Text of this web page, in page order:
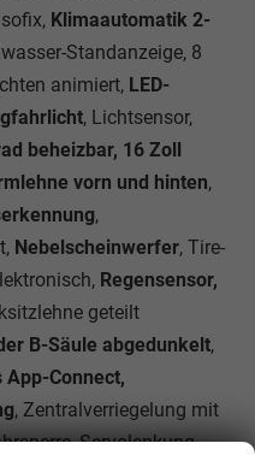
Klimaautomatik 2-
Standanzeige, 8
animiert, LED-
, Lichtsensor,
beheizbar, 16 Zoll
vorn und hinten,
,
Nebelscheinwerfer, Tire-
Regensensor,
geteilt
B-Säule abgedunkelt,
Connect,
, Zentralverriegelung mit
Servolenkung,